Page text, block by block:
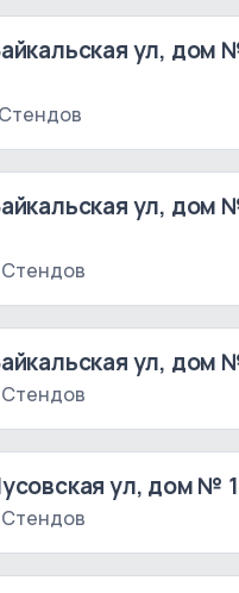
ул, дом
Стендов
ул, дом
Стендов
ул, дом
ул, дом №